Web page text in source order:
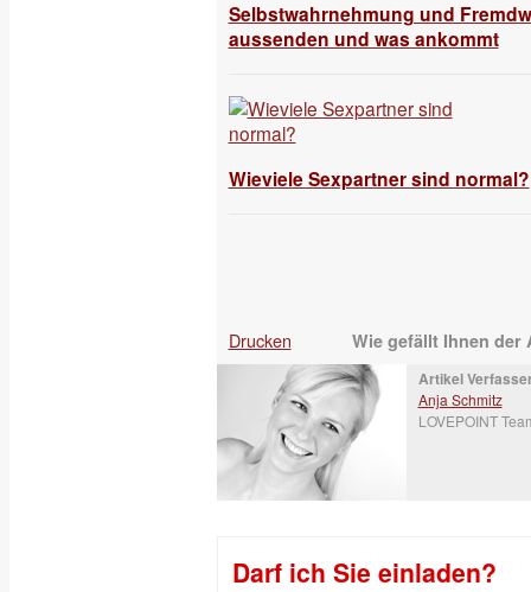
Selbstwahrnehmung und
aussenden und was ankommt
Wieviele Sexpartner sind normal?
Drucken Wie gefällt Ihnen der
Artikel
Anja Schmitz
LOVEPOINT
Darf ich Sie einladen?